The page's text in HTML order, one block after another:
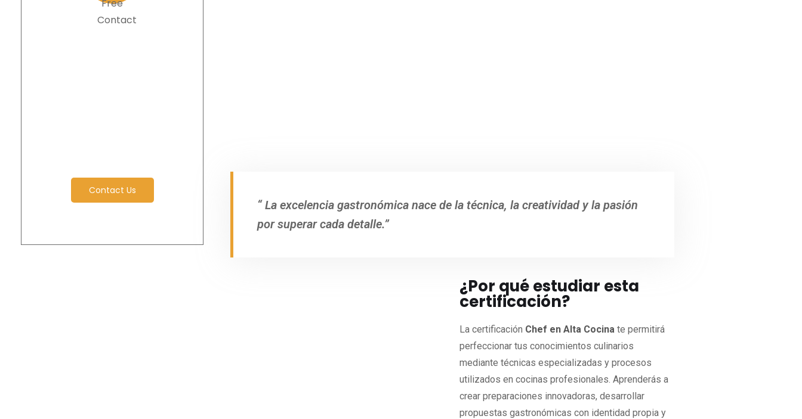
Have Any
Contact Us
“ La excelencia gastronómica nace de la técnica, la creatividad y la pasión
por superar cada detalle.”
¿Por qué estudiar esta
certificación?
La certificación Chef en Alta Cocina te permitirá
perfeccionar tus conocimientos culinarios
mediante técnicas especializadas y procesos
utilizados en cocinas profesionales. Aprenderás a
crear preparaciones innovadoras, desarrollar
propuestas gastronómicas con identidad propia y